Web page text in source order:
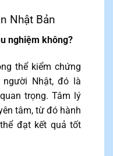
Nhật Bản
nghiệm không?
thể kiểm chứng
người Nhật, đó là
trọng. Tâm lý
tâm, từ đó hành
đạt kết quả tốt